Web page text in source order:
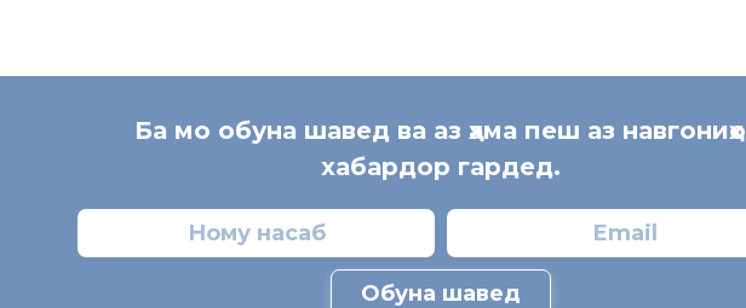
Ба мо обуна шавед ва аз ҳама пеш аз навгониҳо
хабардор гардед.
Обуна шавед